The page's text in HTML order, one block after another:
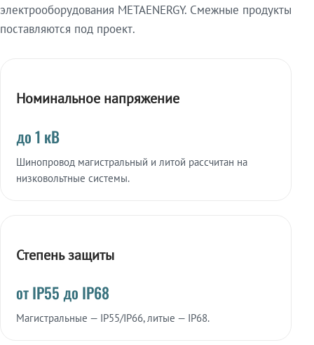
электрооборудования METAENERGY. Смежные продукты
поставляются под проект.
Номинальное напряжение
до 1 кВ
Шинопровод магистральный и литой рассчитан на
низковольтные системы.
Степень защиты
от IP55 до IP68
Магистральные — IP55/IP66, литые — IP68.